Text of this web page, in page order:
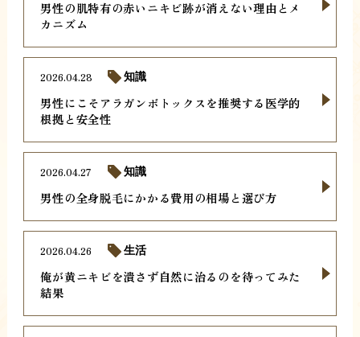
男性の肌特有の赤いニキビ跡が消えない理由とメ
カニズム
男性にこそアラガンボトックスを推奨する医学的
根拠と安全性
2026.04.28 知識
男性の全身脱毛にかかる費用の相場と選び方
2026.04.27 知識
俺が黄ニキビを潰さず自然に治るのを待ってみた
結果
2026.04.26 生活